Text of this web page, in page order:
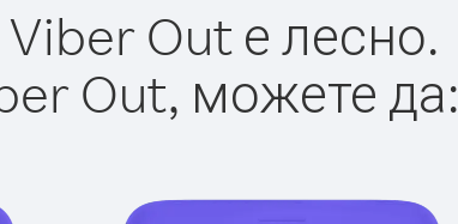
Out е лесно.
Out, можете да: